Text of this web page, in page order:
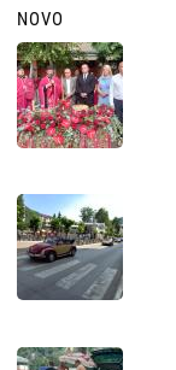
NOVO